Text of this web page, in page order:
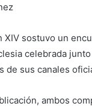
XIV sostuvo un
celebrada
de sus canales
ambos